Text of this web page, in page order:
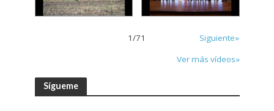
1/71
Siguiente»
Ver más vídeos»
Sígueme